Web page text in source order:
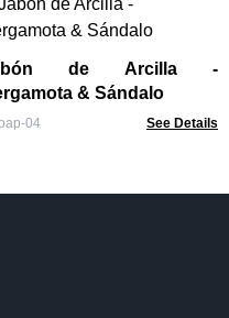
de Arcilla -
& Sándalo
04 See Details